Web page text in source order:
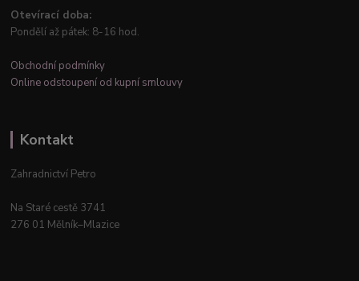
Otevírací doba:
Pondělí až pátek: 8-16 hod.
Obchodní podmínky
Online odstoupení od kupní smlouvy
Kontakt
Zahradnictví Petro
Na Staré cestě 3741
276 01 Mělník–Mlazice